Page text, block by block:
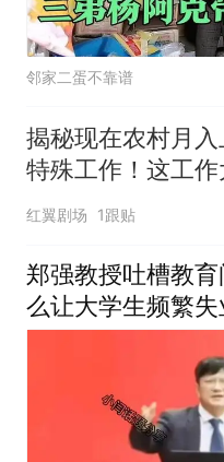
邻家二蛋不靠谱
揭秘现在农村月入
特殊工作！这工作
红翼剧场 1跟贴
郑强教授吐槽教
么让大学生频繁失